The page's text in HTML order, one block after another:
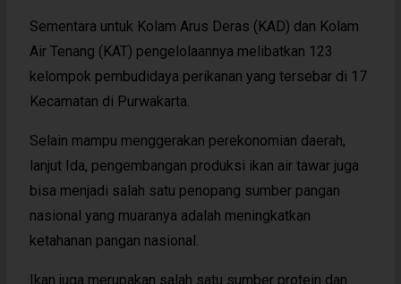
Sementara untuk Kolam Arus Deras (KAD) dan Kolam
Air Tenang (KAT) pengelolaannya melibatkan 123
kelompok pembudidaya perikanan yang tersebar di 17
Kecamatan di Purwakarta.
Selain mampu menggerakan perekonomian daerah,
lanjut Ida, pengembangan produksi ikan air tawar juga
bisa menjadi salah satu penopang sumber pangan
nasional yang muaranya adalah meningkatkan
ketahanan pangan nasional.
Ikan juga merupakan salah satu sumber protein dan